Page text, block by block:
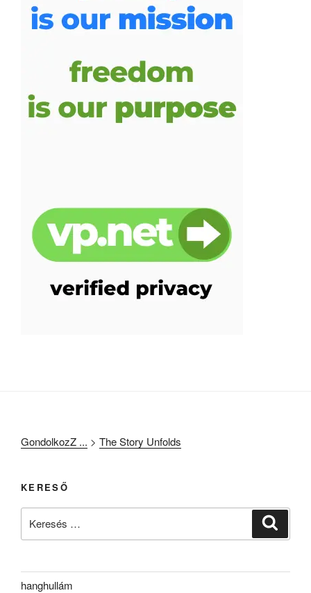
GondolkozZ ... > The Story Unfolds
KERESŐ
hanghullám